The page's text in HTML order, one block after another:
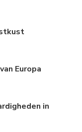
Europa
in